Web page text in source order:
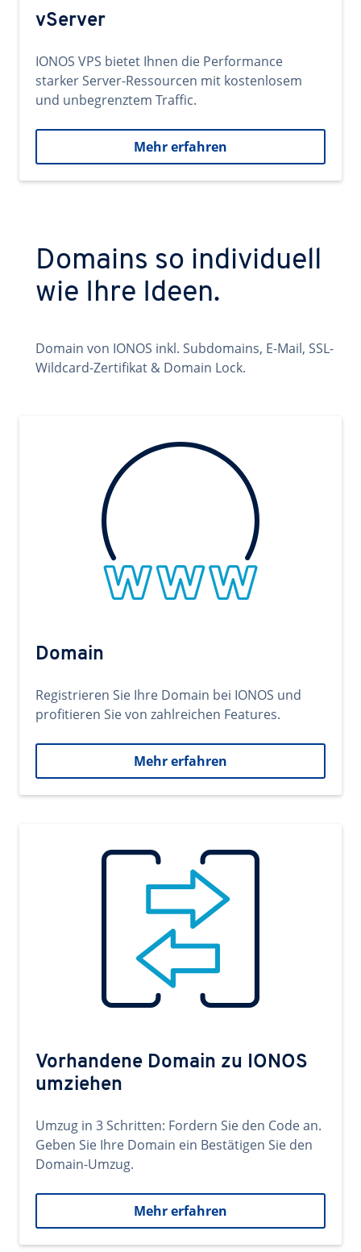
vServer
IONOS VPS bietet Ihnen die Performance
starker Server-Ressourcen mit kostenlosem
und unbegrenztem Traffic.
Mehr erfahren
Domains so individuell
wie Ihre Ideen.
Domain von IONOS inkl. Subdomains, E-Mail, SSL-
Wildcard-Zertifikat & Domain Lock.
Domain
Registrieren Sie Ihre Domain bei IONOS und
profitieren Sie von zahlreichen Features.
Mehr erfahren
Vorhandene Domain zu IONOS
umziehen
Umzug in 3 Schritten: Fordern Sie den Code an.
Geben Sie Ihre Domain ein Bestätigen Sie den
Domain-Umzug.
Mehr erfahren